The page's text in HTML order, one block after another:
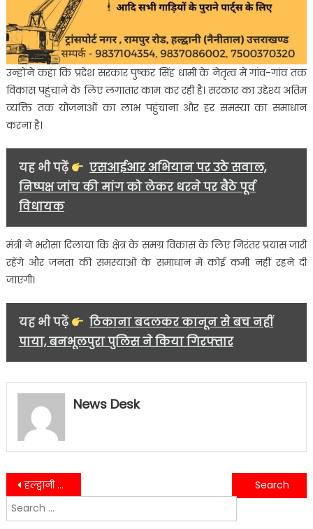
उन्होंने कहा कि प्रदेश सरकार पुष्कर सिंह धामी के नेतृत्व में गांव-गांव तक
विकास पहुंचाने के लिए लगातार काम कर रही है। सरकार का उद्देश्य अंतिम
व्यक्ति तक योजनाओं का लाभ पहुंचाना और हर समस्या का समाधान
करना है।
यह भी पढ़ें
एसआईआर अभियान पर उठे सवाल,
निष्पक्ष जांच की मांग को लेकर धरने पर बैठे पूर्व
विधायक
मंत्री ने भरोसा दिलाया कि क्षेत्र के समग्र विकास के लिए निरंतर प्रयास जारी
रहेंगे और जनता की समस्याओं के समाधान में कोई कमी नहीं रहने दी
जाएगी।
यह भी पढ़ें
ठिकाना बदलकर कानून से बच नहीं
पाया, बनभूलपुरा पुलिस ने किया गिरफ्तार
News Desk
Post
navigation
हल्द्वानी में SSB जवानों को इमरजेंसी ट्रेनिंग, चंदन हॉस्पिटल की पहल….
हल्द्वानी, रुद्रपुर, काशीपुर समेत कई शहरों के लिए अलग डीपीआर….
Search
for: